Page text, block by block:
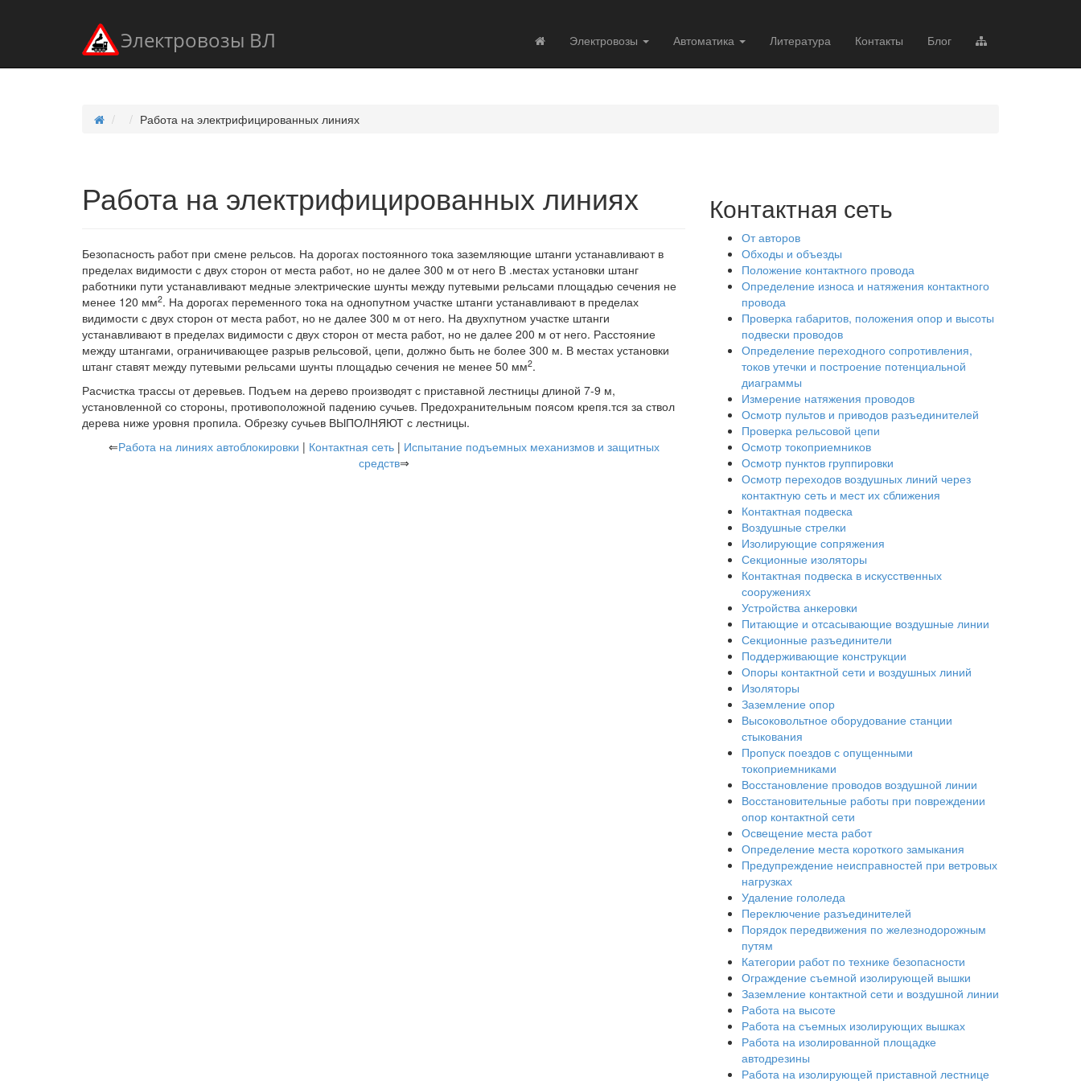
Электровозы ВЛ Электровозы Автоматика Литература Контакты Блог
Работа на электрифицированных линиях
Работа на электрифицированных линиях
Безопасность работ при смене рельсов. На дорогах постоянного тока заземляющие штанги устанавливают в
пределах видимости с двух сторон от места работ, но не далее 300 м от него В .местах установки штанг
работники пути устанавливают медные электрические шунты между путевыми рельсами площадью сечения не
менее 120 мм2. На дорогах переменного тока на однопутном участке штанги устанавливают в пределах
видимости с двух сторон от места работ, но не далее 300 м от него. На двухпутном участке штанги
устанавливают в пределах видимости с двух сторон от места работ, но не далее 200 м от него. Расстояние
между штангами, ограничивающее разрыв рельсовой, цепи, должно быть не более 300 м. В местах установки
штанг ставят между путевыми рельсами шунты площадью сечения не менее 50 мм2.
Расчистка трассы от деревьев. Подъем на дерево производят с приставной лестницы длиной 7-9 м,
установленной со стороны, противоположной падению сучьев. Предохранительным поясом крепя.тся за ствол
дерева ниже уровня пропила. Обрезку сучьев ВЫПОЛНЯЮТ с лестницы.
⇐Работа на линиях автоблокировки | Контактная сеть| Испытание подъемных механизмов и защитных
средств⇒
Контактная сеть
От авторов
Обходы и объезды
Положение контактного провода
Определение износа и натяжения контактного
провода
Проверка габаритов, положения опор и высоты
подвески проводов
Определение переходного сопротивления,
токов утечки и построение потенциальной
диаграммы
Измерение натяжения проводов
Осмотр пультов и приводов разъединителей
Проверка рельсовой цепи
Осмотр токоприемников
Осмотр пунктов группировки
Осмотр переходов воздушных линий через
контактную сеть и мест их сближения
Контактная подвеска
Воздушные стрелки
Изолирующие сопряжения
Секционные изоляторы
Контактная подвеска в искусственных
сооружениях
Устройства анкеровки
Питающие и отсасывающие воздушные линии
Секционные разъединители
Поддерживающие конструкции
Опоры контактной сети и воздушных линий
Изоляторы
Заземление опор
Высоковольтное оборудование станции
стыкования
Пропуск поездов с опущенными
токоприемниками
Восстановление проводов воздушной линии
Восстановительные работы при повреждении
опор контактной сети
Освещение места работ
Определение места короткого замыкания
Предупреждение неисправностей при ветровых
нагрузках
Удаление гололеда
Переключение разъединителей
Порядок передвижения по железнодорожным
путям
Категории работ по технике безопасности
Ограждение съемной изолирующей вышки
Заземление контактной сети и воздушной линии
Работа на высоте
Работа на съемных изолирующих вышках
Работа на изолированной площадке
автодрезины
Работа на изолирующей приставной лестнице